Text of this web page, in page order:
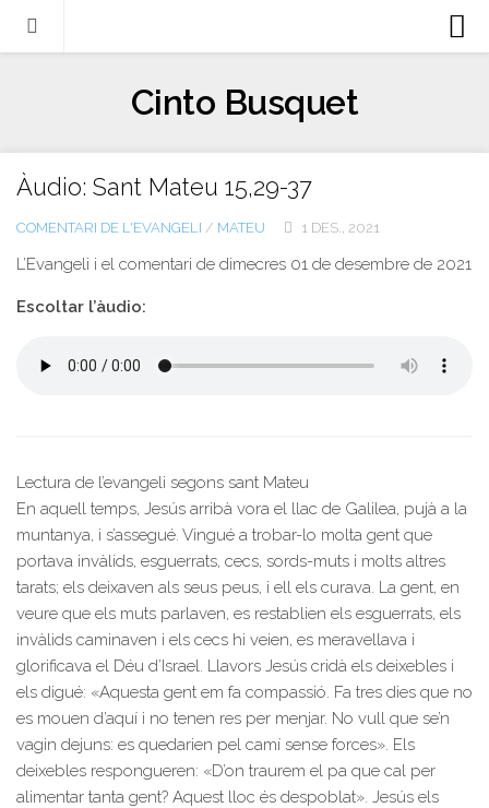
Llibres
Escrits-articles
Notícies
Castellano
Italiano
English
Cinto Busquet
Àudio: Sant Mateu 15,29-37
COMENTARI DE L'EVANGELI / MATEU 1 DES., 2021
L’Evangeli i el comentari de dimecres 01 de desembre de 2021
Escoltar l’àudio:
Lectura de l’evangeli segons sant Mateu
En aquell temps, Jesús arribà vora el llac de Galilea, pujà a la
muntanya, i s’assegué. Vingué a trobar-lo molta gent que
portava invàlids, esguerrats, cecs, sords-muts i molts altres
tarats; els deixaven als seus peus, i ell els curava. La gent, en
veure que els muts parlaven, es restablien els esguerrats, els
invàlids caminaven i els cecs hi veien, es meravellava i
glorificava el Déu d’Israel. Llavors Jesús cridà els deixebles i
els digué: «Aquesta gent em fa compassió. Fa tres dies que no
es mouen d’aquí i no tenen res per menjar. No vull que se’n
vagin dejuns: es quedarien pel camí sense forces». Els
deixebles respongueren: «D’on traurem el pa que cal per
alimentar tanta gent? Aquest lloc és despoblat». Jesús els